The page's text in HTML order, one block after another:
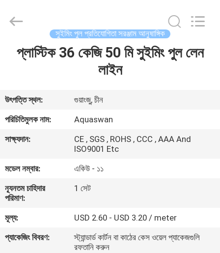
বাড়ি
আমাদের
সম্পর্কে
কারখানা
ভ্রমণ
মান
নিয়ন্ত্রণ
co,.ltd.
সুইমিং পুল প্রতিযোগিতা সরঞ্জাম আনুষাঙ্গিক
প্লাস্টিক 36 কেজি 50 মি সুইমিং পুল লেন
লাইন
উৎপত্তি স্থল:
গুয়াংজু, চীন
পরিচিতিমুলক নাম:
Aquaswan
সাক্ষ্যদান:
CE , SGS , ROHS , CCC , AAA And
ISO9001 Etc
মডেল নম্বার:
একিউ - ১১
ন্যূনতম চাহিদার
পরিমাণ:
1 সেট
মূল্য:
USD 2.60 - USD 3.20 / meter
প্যাকেজিং বিবরণ:
স্ট্যান্ডার্ড কার্টন বা কাঠের কেস ওয়েল প্যাকেজগুলি
রফতানি করুন